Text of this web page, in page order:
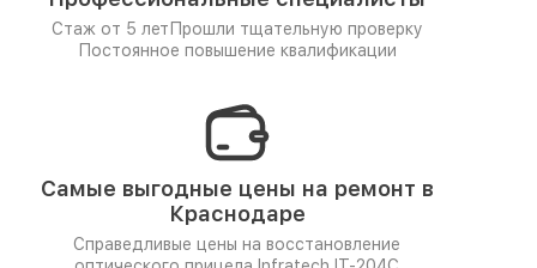
Стаж от 5 лет Прошли тщательную проверку
Постоянное повышение квалификации
Самые выгодные цены на ремонт в
Краснодаре
Справедливые цены на восстановление